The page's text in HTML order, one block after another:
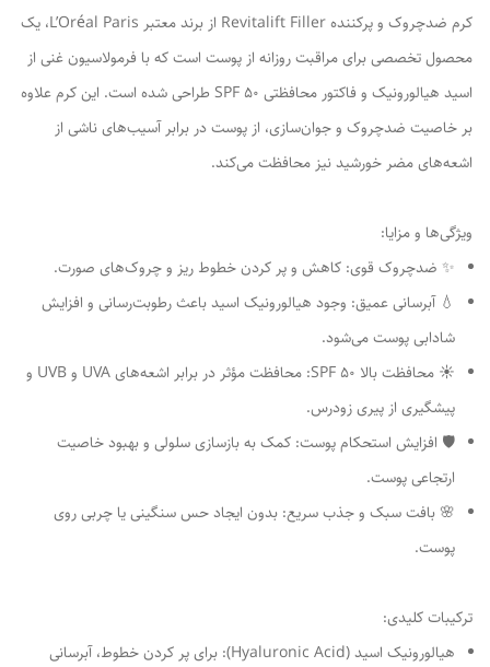
کرم ضدچروک و پرکننده Revitalift Filler از برند معتبر L’Oréal Paris، یک
محصول تخصصی برای مراقبت روزانه از پوست است که با فرمولاسیون غنی از
اسید هیالورونیک و فاکتور محافظتی SPF 50 طراحی شده است. این کرم علاوه
بر خاصیت ضدچروک و جوان‌سازی، از پوست در برابر آسیب‌های ناشی از
اشعه‌های مضر خورشید نیز محافظت می‌کند.
ویژگی‌ها و مزایا:
✨ ضدچروک قوی: کاهش و پر کردن خطوط ریز و چروک‌های صورت.
💧 آبرسانی عمیق: وجود هیالورونیک اسید باعث رطوبت‌رسانی و افزایش
شادابی پوست می‌شود.
☀️ محافظت بالا SPF 50: محافظت مؤثر در برابر اشعه‌های UVA و UVB و
پیشگیری از پیری زودرس.
🛡 افزایش استحکام پوست: کمک به بازسازی سلولی و بهبود خاصیت
ارتجاعی پوست.
🌸 بافت سبک و جذب سریع: بدون ایجاد حس سنگینی یا چربی روی
پوست.
ترکیبات کلیدی:
هیالورونیک اسید (Hyaluronic Acid): برای پر کردن خطوط، آبرسانی